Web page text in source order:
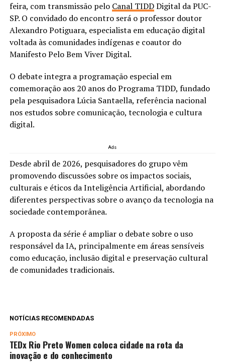
feira, com transmissão pelo Canal TIDDDigital da PUC-
SP. O convidado do encontro será o professor doutor
Alexandro Potiguara, especialista em educação digital
voltada às comunidades indígenas e coautor do
Manifesto Pelo Bem Viver Digital.
O debate integra a programação especial em
comemoração aos 20 anos do Programa TIDD, fundado
pela pesquisadora Lúcia Santaella, referência nacional
nos estudos sobre comunicação, tecnologia e cultura
digital.
Ads
Desde abril de 2026, pesquisadores do grupo vêm
promovendo discussões sobre os impactos sociais,
culturais e éticos da Inteligência Artificial, abordando
diferentes perspectivas sobre o avanço da tecnologia na
sociedade contemporânea.
A proposta da série é ampliar o debate sobre o uso
responsável da IA, principalmente em áreas sensíveis
como educação, inclusão digital e preservação cultural
de comunidades tradicionais.
NOTÍCIAS RECOMENDADAS
PRÓXIMO
TEDx Rio Preto Women coloca cidade na rota da
inovação e do conhecimento